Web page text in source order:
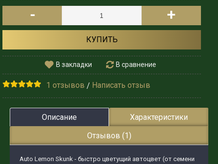
-
+
КУПИТЬ
В закладки В сравнение
1 отзывов / Написать отзыв
Описание
Характеристики
Отзывов (1)
Auto Lemon Skunk - быстро цветущий автоцвет (от семени